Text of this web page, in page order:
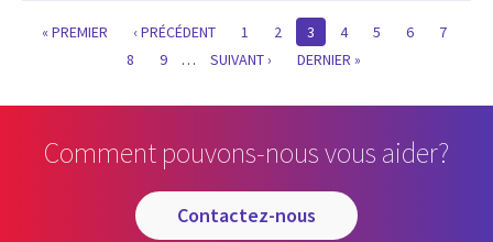
FIRST
« PREMIER
PREVIOUS
PAGE
‹ PRÉCÉDENT PAGE
1 PAGE
2
CURRENT
PAGE
3 PAGE
4 PAGE
5 PAGE
6 PAGE
7
PAGE
8 PAGE
9 … SUIVANTE
SUIVANT ›
LAST
DERNIER »
Comment pouvons-nous vous aider?
contactez-nous